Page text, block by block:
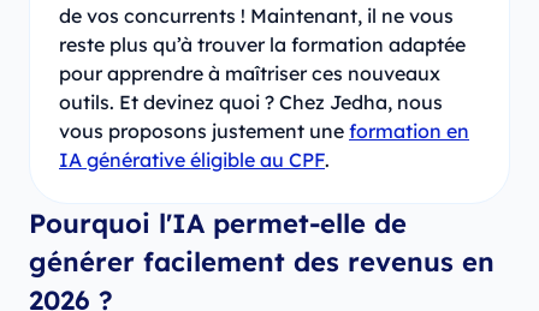
de vos concurrents ! Maintenant, il ne vous
reste plus qu’à trouver la formation adaptée
pour apprendre à maîtriser ces nouveaux
outils. Et devinez quoi ? Chez Jedha, nous
vous proposons justement une formation en
IA générative éligible au CPF.
Pourquoi l'IA permet-elle de
générer facilement des revenus en
2026 ?